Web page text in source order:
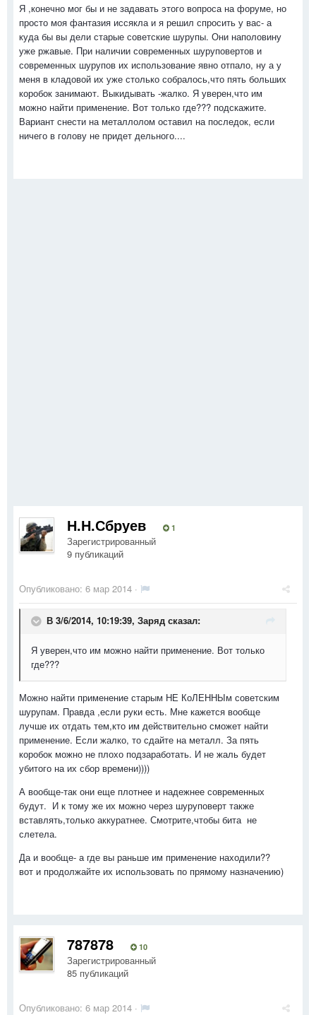
Я ,конечно мог бы и не задавать этого вопроса на форуме, но
просто моя фантазия иссякла и я решил спросить у вас- а
куда бы вы дели старые советские шурупы. Они наполовину
уже ржавые. При наличии современных шуруповертов и
современных шурупов их использование явно отпало, ну а у
меня в кладовой их уже столько собралось,что пять больших
коробок занимают. Выкидывать -жалко. Я уверен,что им
можно найти применение. Вот только где??? подскажите.
Вариант снести на металлолом оставил на последок, если
ничего в голову не придет дельного....
Н.Н.Сбруев 1
Зарегистрированный
9 публикаций
Опубликовано: 6 мар 2014 ·
В 3/6/2014, 10:19:39, Заряд сказал:
Я уверен,что им можно найти применение. Вот только
где???
Можно найти применение старым НЕ КоЛЕННЫм советским
шурупам. Правда ,если руки есть. Мне кажется вообще
лучше их отдать тем,кто им действительно сможет найти
применение. Если жалко, то сдайте на металл. За пять
коробок можно не плохо подзаработать. И не жаль будет
убитого на их сбор времени))))
А вообще-так они еще плотнее и надежнее современных
будут. И к тому же их можно через шуруповерт также
вставлять,только аккуратнее. Смотрите,чтобы бита не
слетела.
Да и вообще- а где вы раньше им применение находили??
вот и продолжайте их использовать по прямому назначению)
787878 10
Зарегистрированный
85 публикаций
Опубликовано: 6 мар 2014 ·